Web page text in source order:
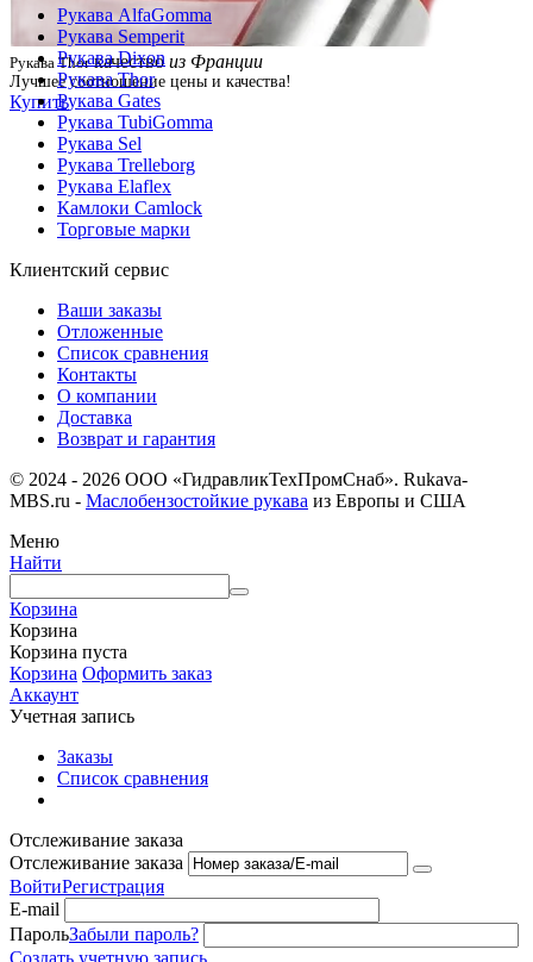
Рукава Thorкачествоиз Франции
Лучшее соотношение цены и качества!
Купить
Рукава AlfaGomma
Рукава Semperit
Рукава Dixon
Рукава Thor
Рукава Gates
Рукава TubiGomma
Рукава Sel
Рукава Trelleborg
Рукава Elaflex
Камлоки Camlock
Торговые марки
Клиентский сервис
Ваши заказы
Отложенные
Список сравнения
Контакты
О компании
Доставка
Возврат и гарантия
© 2024 - 2026 ООО «ГидравликТехПромСнаб». Rukava-
MBS.ru - Маслобензостойкие рукава из Европы и США
Меню
Найти
Корзина
Корзина
Корзина пуста
Корзина Оформить заказ
Аккаунт
Учетная запись
Заказы
Список сравнения
Отслеживание заказа
Отслеживание заказа
ВойтиРегистрация
E-mail
ПарольЗабыли пароль?